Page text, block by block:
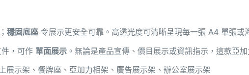
穩固底座 令展示更安全可靠。高透光度可清晰呈現每一張 A4 單張或
，可作 單面展示 。無論是產品宣傳、價目展示或資訊指示，這款亞
展示架、餐牌座、亞加力相架、廣告展示架、辦公室展示架